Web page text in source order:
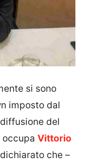
si sono
imposto dal
del
occupa Vittorio
che –